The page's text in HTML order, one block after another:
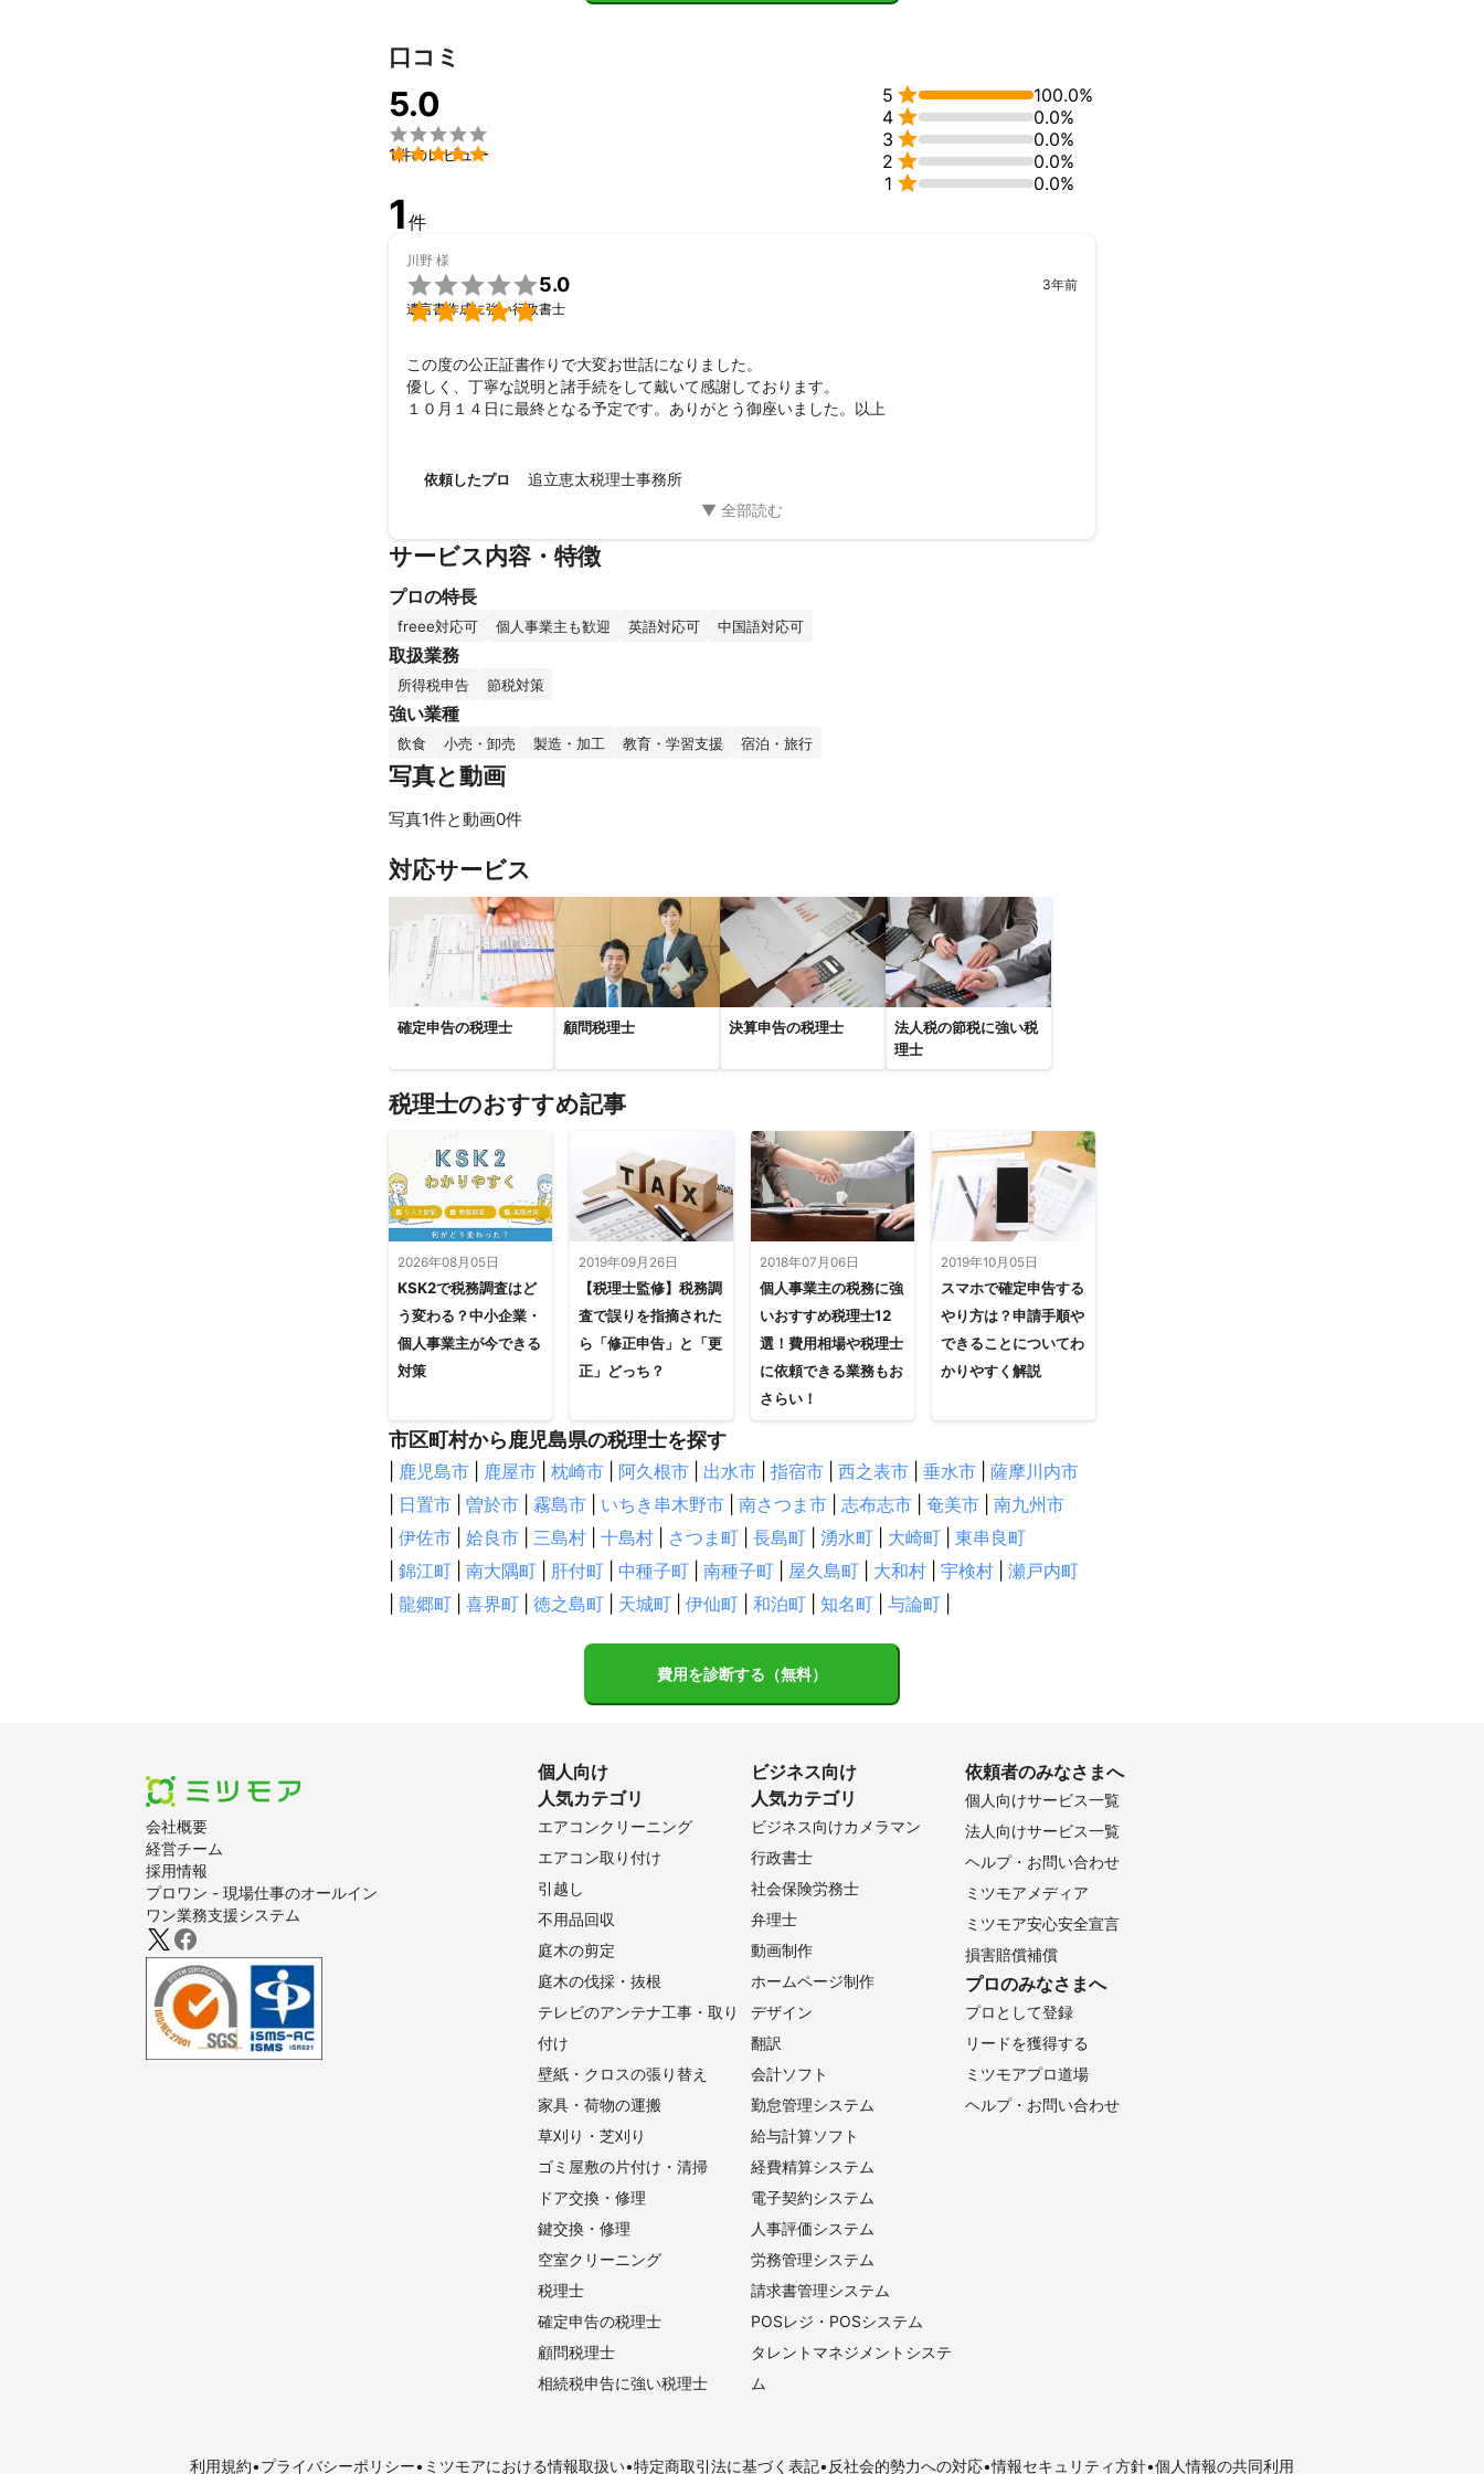
口コミ
5.0


1件のレビュー
5 
100.0%
4 
0.0%
3 
0.0%
2 
0.0%
1  0.0%
1 件
川野 様


5.0
遺言書作成に強い行政書士
3年前
この度の公正証書作りで大変お世話になりました。
優しく、丁寧な説明と諸手続をして戴いて感謝しております。
１０月１４日に最終となる予定です。ありがとう御座いました。以上
依頼したプロ 追立恵太税理士事務所
サービス内容・特徴
プロの特長
freee対応可 個人事業主も歓迎 英語対応可 中国語対応可
取扱業務
所得税申告 節税対策
強い業種
飲食 小売・卸売 製造・加工 教育・学習支援 宿泊・旅行
写真と動画
写真1件と動画0件
対応サービス
確定申告の税理士 顧問税理士 決算申告の税理士
法人税の節税に強い税
理士
税理士のおすすめ記事
2026年08月05日
KSK2で税務調査はど
う変わる？中小企業・
個人事業主が今できる
対策
2019年09月26日
【税理士監修】税務調
査で誤りを指摘された
ら「修正申告」と「更
正」どっち？
2018年07月06日
個人事業主の税務に強
いおすすめ税理士12
選！費用相場や税理士
に依頼できる業務もお
さらい！
2019年10月05日
スマホで確定申告する
やり方は？申請手順や
できることについてわ
かりやすく解説
市区町村から鹿児島県の税理士を探す
鹿児島市 鹿屋市 枕崎市 阿久根市 出水市 指宿市 西之表市 垂水市
薩摩川内市
日置市 曽於市 霧島市 いちき串木野市 南さつま市 志布志市 奄美市
南九州市
伊佐市 姶良市 三島村 十島村 さつま町 長島町 湧水町 大崎町
東串良町
錦江町 南大隅町 肝付町 中種子町 南種子町 屋久島町 大和村 宇検村
瀬戸内町
龍郷町 喜界町 徳之島町 天城町 伊仙町 和泊町 知名町 与論町
費用を診断する（無料）
会社概要
経営チーム
採用情報
プロワン - 現場仕事のオールイン
ワン業務支援システム
個人向け
人気カテゴリ
エアコンクリーニング
エアコン取り付け
引越し
不用品回収
庭木の剪定
庭木の伐採・抜根
テレビのアンテナ工事・取り
付け
壁紙・クロスの張り替え
家具・荷物の運搬
草刈り・芝刈り
ゴミ屋敷の片付け・清掃
ドア交換・修理
鍵交換・修理
空室クリーニング
税理士
確定申告の税理士
顧問税理士
相続税申告に強い税理士
ビジネス向け
人気カテゴリ
ビジネス向けカメラマン
行政書士
社会保険労務士
弁理士
動画制作
ホームページ制作
デザイン
翻訳
会計ソフト
勤怠管理システム
給与計算ソフト
経費精算システム
電子契約システム
人事評価システム
労務管理システム
請求書管理システム
POSレジ・POSシステム
タレントマネジメントシステ
ム
依頼者のみなさまへ
個人向けサービス一覧
法人向けサービス一覧
ヘルプ・お問い合わせ
ミツモアメディア
ミツモア安心安全宣言
損害賠償補償
プロのみなさまへ
プロとして登録
リードを獲得する
ミツモアプロ道場
ヘルプ・お問い合わせ
利用規約 プライバシーポリシー ミツモアにおける情報取扱い 特定商取引法に基づく表記 反社会的勢力への対応 情報セキュリティ方針 個人情報の共同利用